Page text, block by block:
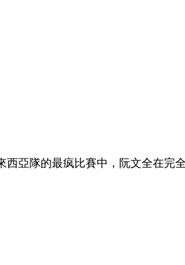
亞隊的最疯比賽中  ，阮文全在